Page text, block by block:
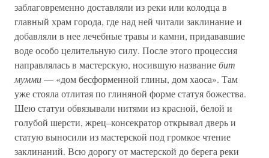
заблаговременно доставляли из реки или колодца в
главный храм города, где над ней читали заклинание и
добавляли в нее лечебные травы и камни, придававшие
воде особо целительную силу. После этого процессия
направлялась в мастерскую, носившую названиебит
мумми— «дом бесформенной глины, дом хаоса». Там
уже стояла отлитая по глиняной форме статуя божества.
Шею статуи обвязывали нитями из красной, белой и
голубой шерсти, жрец–консекратор открывал дверь и
статую выносили из мастерской под громкое чтение
заклинаний. Всю дорогу от мастерской до берега реки